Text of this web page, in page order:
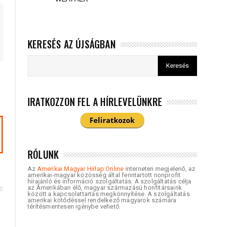
KERESÉS AZ ÚJSÁGBAN
IRATKOZZON FEL A HÍRLEVELÜNKRE
RÓLUNK
Az Amerikai Magyar Hírlap Online interneten megjelenő, az
amerikai-magyar közösség által fenntartott nonprofit
hírajánló és információ szolgáltatás. A szolgáltatás célja
az Amerikában élő, magyar származású honfitársaink
között a kapcsolattartás megkönnyítése. A szolgáltatás
amerikai kötődéssel rendelkező magyarok számára
térítésmentesen igénybe vehető.